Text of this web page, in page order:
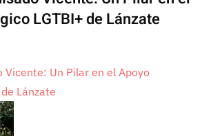
LGTBI+ de Lánzate
Vicente: Un Pilar en el Apoyo
Lánzate